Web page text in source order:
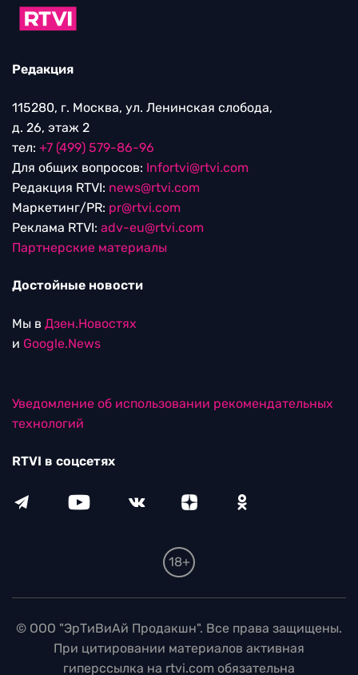
Редакция
115280, г. Москва, ул. Ленинская слобода,
д. 26, этаж 2
тел: +7 (499) 579-86-96
Для общих вопросов: Infortvi@rtvi.com
Редакция RTVI: news@rtvi.com
Маркетинг/PR: pr@rtvi.com
Реклама RTVI: adv-eu@rtvi.com
Партнерские материалы
Достойные новости
Мы в Дзен.Новостях
и Google.News
Уведомление об использовании рекомендательных
технологий
RTVI в соцсетях
18+
© ООО "ЭрТиВиАй Продакшн". Все права защищены.
При цитировании материалов активная
гиперссылка на rtvi.com обязательна